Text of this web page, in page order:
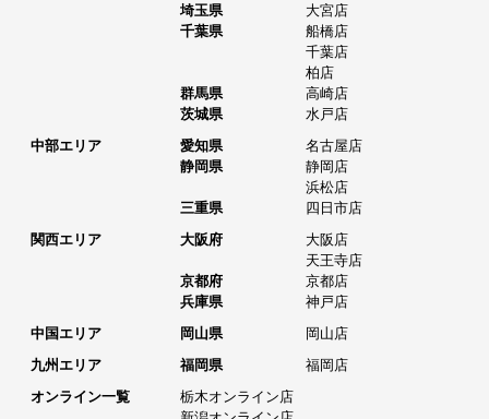
埼玉県
大宮店
千葉県
船橋店
千葉店
柏店
群馬県
高崎店
茨城県
水戸店
中部エリア
愛知県
名古屋店
静岡県
静岡店
浜松店
三重県
四日市店
関西エリア
大阪府
大阪店
天王寺店
京都府
京都店
兵庫県
神戸店
中国エリア
岡山県
岡山店
九州エリア
福岡県
福岡店
オンライン一覧
栃木オンライン店